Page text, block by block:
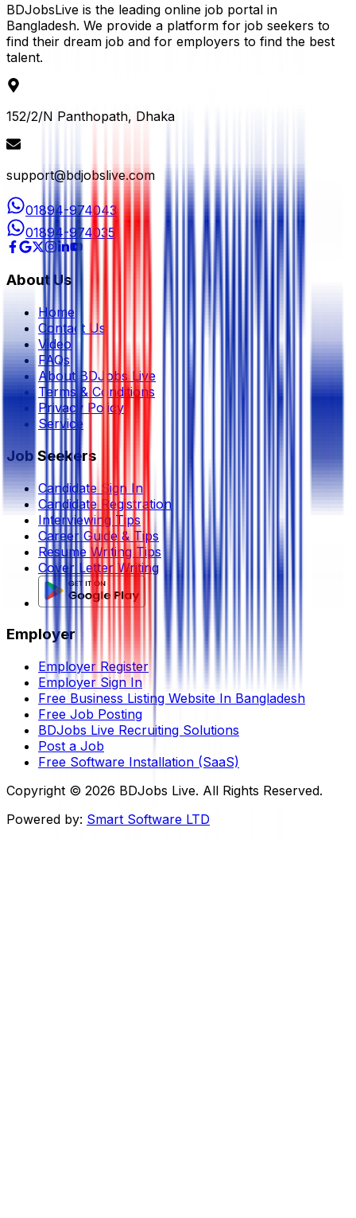
BDJobsLive is the leading online job portal in
Bangladesh. We provide a platform for job seekers to
find their dream job and for employers to find the best
talent.
152/2/N Panthopath, Dhaka
support@bdjobslive.com
01894-974043
01894-974035
About Us
Home
Contact Us
Video
FAQs
About BDJobs Live
Terms & Conditions
Privacy Policy
Service
Job Seekers
Candidate Sign In
Candidate Registration
Interviewing Tips
Career Guide & Tips
Resume Writing Tips
Cover Letter Writing
Employer
Employer Register
Employer Sign In
Free Business Listing Website In Bangladesh
Free Job Posting
BDJobs Live Recruiting Solutions
Post a Job
Free Software Installation (SaaS)
Copyright © 2026 BDJobs Live. All Rights Reserved.
Powered by: Smart Software LTD